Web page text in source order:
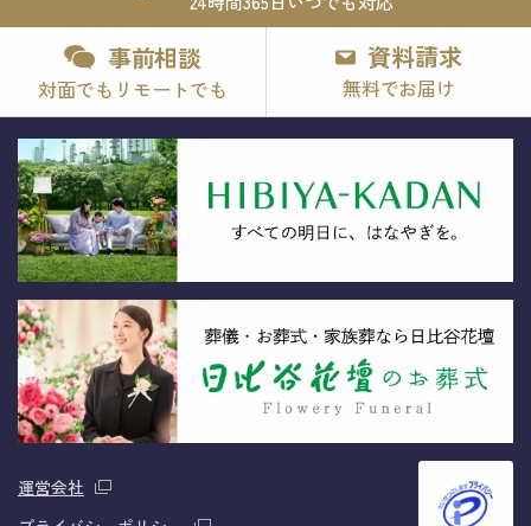
事前相談
対面でもリモートでも
資料請求
無料でお届け
運営会社